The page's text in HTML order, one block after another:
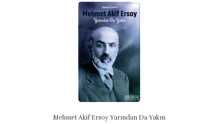
Mehmet Akif Ersoy Yarından Da Yakın